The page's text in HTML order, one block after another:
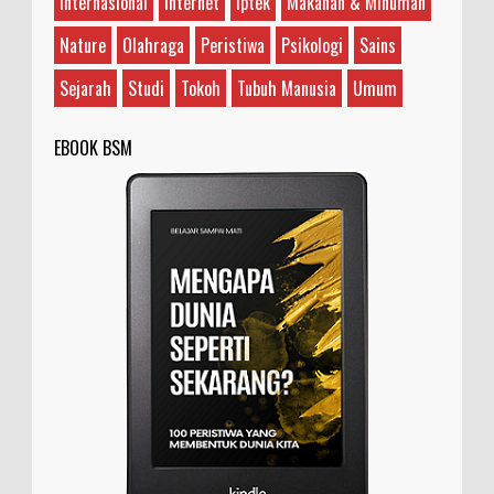
garam, brine shrimp, atau Artemia salina. Arte...
Nature
Olahraga Peristiwa Psikologi
Sains
Sejarah
Studi Tokoh Tubuh Manusia Umum
EBOOK BSM